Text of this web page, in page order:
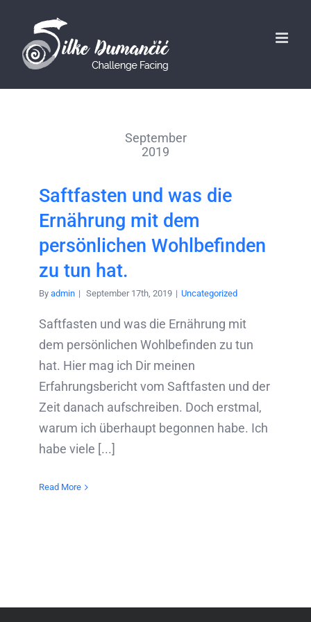
September
2019
Saftfasten und was die
Ernährung mit dem
persönlichen Wohlbefinden
zu tun hat.
By admin | September 17th, 2019 | Uncategorized
Saftfasten und was die Ernährung mit
dem persönlichen Wohlbefinden zu tun
hat. Hier mag ich Dir meinen
Erfahrungsbericht vom Saftfasten und der
Zeit danach aufschreiben. Doch erstmal,
warum ich überhaupt begonnen habe. Ich
habe viele [...]
Read More